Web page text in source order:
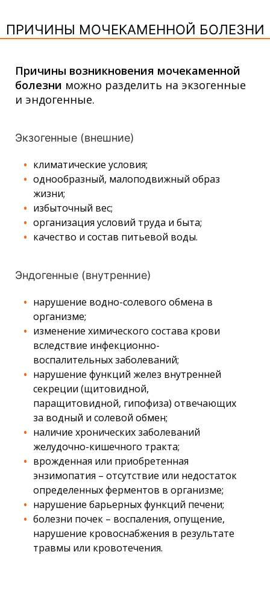
ПРИЧИНЫ МОЧЕКАМЕННОЙ БОЛЕЗНИ
Причины возникновения мочекаменной
болезни можно разделить на экзогенные
и эндогенные.
Экзогенные (внешние)
климатические условия;
однообразный, малоподвижный образ
жизни;
избыточный вес;
организация условий труда и быта;
качество и состав питьевой воды.
Эндогенные (внутренние)
нарушение водно-солевого обмена в
организме;
изменение химического состава крови
вследствие инфекционно-
воспалительных заболеваний;
нарушение функций желез внутренней
секреции (щитовидной,
паращитовидной, гипофиза) отвечающих
за водный и солевой обмен;
наличие хронических заболеваний
желудочно-кишечного тракта;
врожденная или приобретенная
энзимопатия – отсутствие или недостаток
определенных ферментов в организме;
нарушение барьерных функций печени;
болезни почек – воспаления, опущение,
нарушение кровоснабжения в результате
травмы или кровотечения.